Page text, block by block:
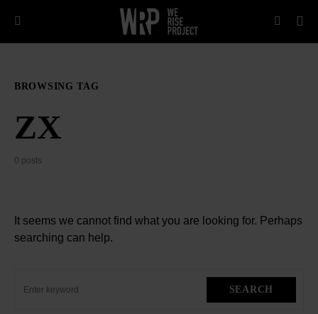
BROWSING TAG
ZX
0 posts
It seems we cannot find what you are looking for. Perhaps
searching can help.
SEARCH